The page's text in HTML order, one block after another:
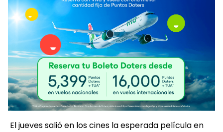
El jueves salió en los cines la esperada película en